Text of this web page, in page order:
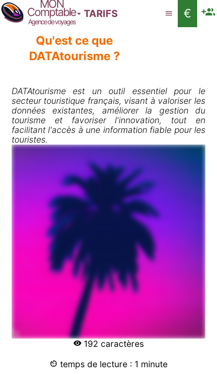
MON
Comptable
Agence de voyages
TARIFS
€
Qu'est ce que
DATAtourisme ?
DATAtourisme est un outil essentiel pour le
secteur touristique français, visant à valoriser les
données existantes, améliorer la gestion du
tourisme et favoriser l'innovation, tout en
facilitant l'accès à une information fiable pour les
touristes.
192 caractères
temps de lecture : 1 minute